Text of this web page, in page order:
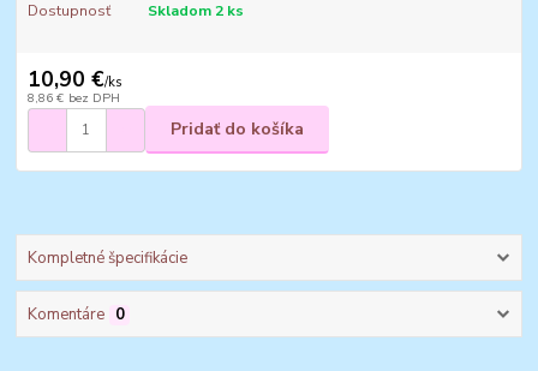
Dostupnosť Skladom 2 ks
10,90 €/ks
8,86 € bez DPH
Pridať do košíka
Kompletné špecifikácie
Komentáre 0